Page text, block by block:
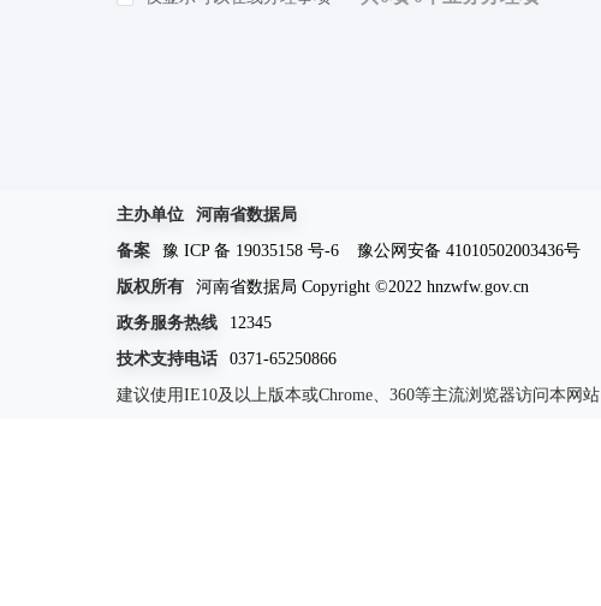
主办单位
河南省数据局
备案
豫 ICP 备 19035158 号-6
豫公网安备 41010502003436号
版权所有
河南省数据局 Copyright ©2022 hnzwfw.gov.cn
政务服务热线
12345
技术支持电话
0371-65250866
建议使用IE10及以上版本或Chrome、360等主流浏览器访问本网站